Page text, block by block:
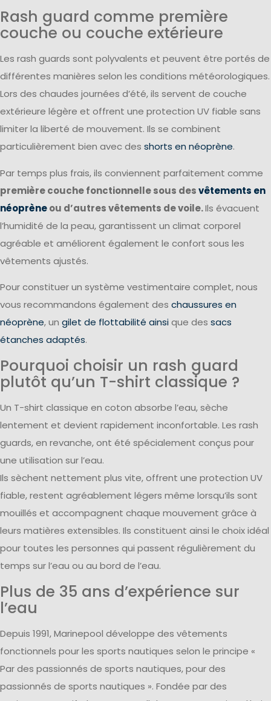
Rash guard comme première
couche ou couche extérieure
Les rash guards sont polyvalents et peuvent être portés de
différentes manières selon les conditions météorologiques.
Lors des chaudes journées d’été, ils servent de couche
extérieure légère et offrent une protection UV fiable sans
limiter la liberté de mouvement. Ils se combinent
particulièrement bien avec des shorts en néoprène.
Par temps plus frais, ils conviennent parfaitement comme
première couche fonctionnelle sous desvêtements en
néoprèneou d’autres vêtements de voile.Ils évacuent
l’humidité de la peau, garantissent un climat corporel
agréable et améliorent également le confort sous les
vêtements ajustés.
Pour constituer un système vestimentaire complet, nous
vous recommandons également des chaussures en
néoprène, un gilet de flottabilité ainsique des sacs
étanches adaptés.
Pourquoi choisir un rash guard
plutôt qu’un T-shirt classique ?
Un T-shirt classique en coton absorbe l’eau, sèche
lentement et devient rapidement inconfortable. Les rash
guards, en revanche, ont été spécialement conçus pour
une utilisation sur l’eau.
Ils sèchent nettement plus vite, offrent une protection UV
fiable, restent agréablement légers même lorsqu’ils sont
mouillés et accompagnent chaque mouvement grâce à
leurs matières extensibles. Ils constituent ainsi le choix idéal
pour toutes les personnes qui passent régulièrement du
temps sur l’eau ou au bord de l’eau.
Plus de 35 ans d’expérience sur
l’eau
Depuis 1991, Marinepool développe des vêtements
fonctionnels pour les sports nautiques selon le principe «
Par des passionnés de sports nautiques, pour des
passionnés de sports nautiques ». Fondée par des